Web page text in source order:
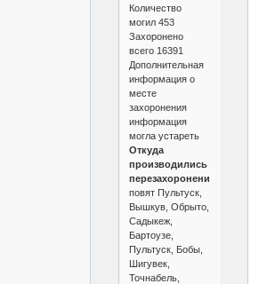
Количество
могил 453
Захоронено
всего 16391
Дополнительная
информация о
месте
захоронения
информация
могла устареть
Откуда
производились
перезахоронения:
повят Пультуск,
Вышкув, Обрыто,
Садыкеж,
Бартоузе,
Пультуск, Бобы,
Шигувек,
Точнабель,